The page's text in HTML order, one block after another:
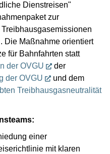
Dienstreisen"
zur
Die Maßnahme orientiert
für Bahnfahrten statt
der OVGU
der
der OVGU
und dem
Treibhausgasneutralität
einer
mit klaren